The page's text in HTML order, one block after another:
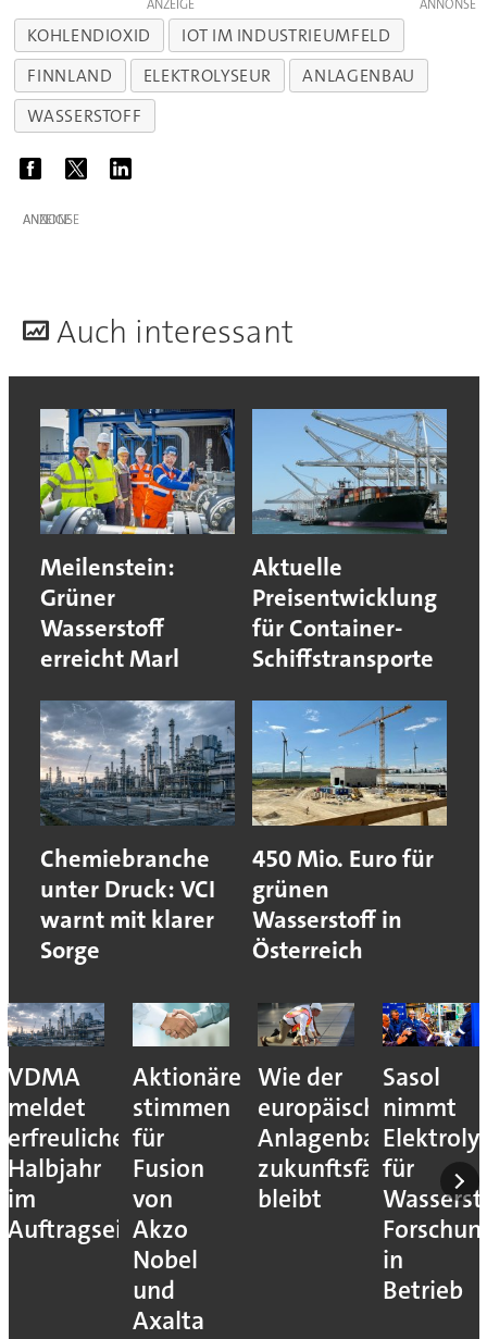
ANZEIGE
KOHLENDIOXID
IOT IM INDUSTRIEUMFELD
FINNLAND
ELEKTROLYSEUR
ANLAGENBAU
WASSERSTOFF
ANZEIGE
Auch interessant
Meilenstein:
Grüner
Wasserstoff
erreicht Marl
Aktuelle
Preisentwicklung
für Container-
Schiffstransporte
Chemiebranche
unter Druck: VCI
warnt mit klarer
Sorge
450 Mio. Euro für
grünen
Wasserstoff in
Österreich
VDMA
meldet
erfreuliches
Halbjahr
im
Auftragseingang
Aktionäre
stimmen
für
Fusion
von
Akzo
Nobel
und
Axalta
Wie der
europäische
Anlagenbau
zukunftsfähig
bleibt
Sasol
nimmt
für
in
Betrieb